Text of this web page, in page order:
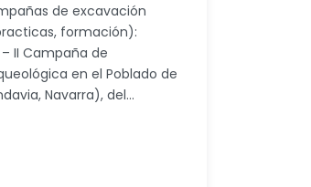
de excavación
formación):
II Campaña de
en el Poblado de
Navarra), del…